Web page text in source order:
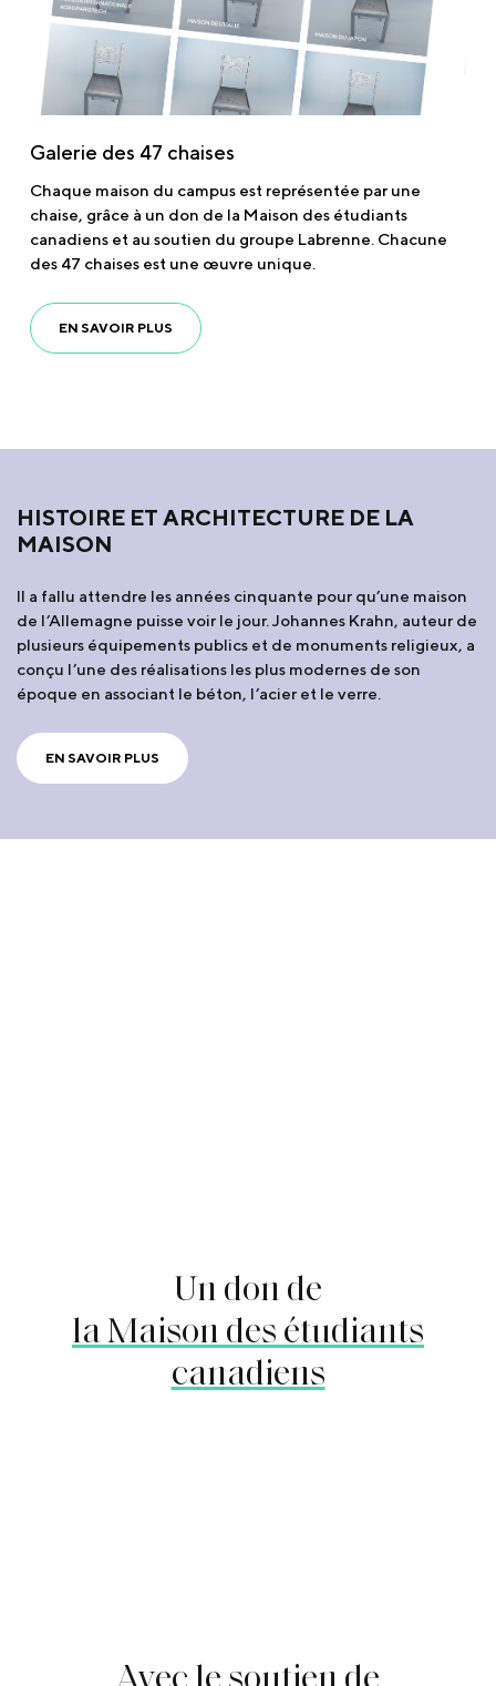
Galerie des 47 chaises
Chaque maison du campus est représentée par une
chaise, grâce à un don de la Maison des étudiants
canadiens et au soutien du groupe Labrenne. Chacune
des 47 chaises est une œuvre unique.
EN SAVOIR PLUS
HISTOIRE ET ARCHITECTURE DE LA
MAISON
Il a fallu attendre les années cinquante pour qu’une maison
de l’Allemagne puisse voir le jour. Johannes Krahn, auteur de
plusieurs équipements publics et de monuments religieux, a
conçu l’une des réalisations les plus modernes de son
époque en associant le béton, l’acier et le verre.
EN SAVOIR PLUS
Un don de
la Maison des étudiants
canadiens
Avecle soutien de